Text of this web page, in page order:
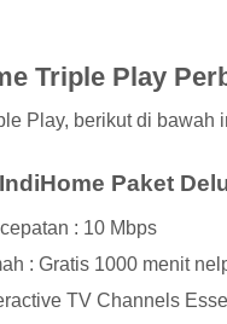
Triple Play
Play, berikut di bawah
Paket
: 10 Mbps
: Gratis 1000 menit
TV Channels